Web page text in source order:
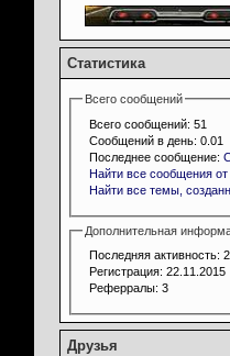
Статистика
Всего сообщений
Всего сообщений: 51
Сообщений в день: 0.01
Последнее сообщение:
Найти все сообщения от
Найти все темы,
Дополнительная
Последняя активность:
Регистрация: 22.11.2015
Реферралы: 3
Друзья